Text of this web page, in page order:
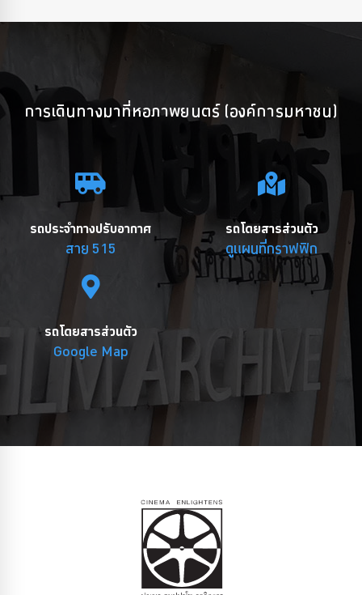
การเดินทางมาที่หอภาพยนตร์ (องค์การมหาชน)
รถประจำทางปรับอากาศ
สาย 515
รถโดยสารส่วนตัว
ดูแผนที่กราฟฟิก
รถโดยสารส่วนตัว
Google Map